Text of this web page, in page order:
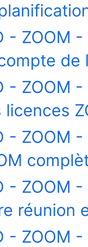
- ZOOM
de
- ZOOM
licences
- ZOOM
- ZOOM
réunion
- ZOOM